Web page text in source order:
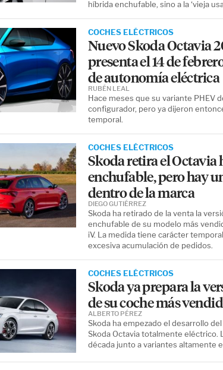
híbrida enchufable, sino a la ‘vieja
COCHES ELÉCTRICOS
Nuevo Skoda Octavia
presenta el 14 de
de autonomía eléctrica
Hace meses que su variante PHEV
configurador, pero ya dijeron
temporal.
RUBÉN LEAL
COCHES ELÉCTRICOS
Skoda retira el
enchufable, pero hay
dentro de la marca
Skoda ha retirado de la venta la
enchufable de su modelo más
iV. La medida tiene carácter
excesiva acumulación de pedidos.
DIEGO GUTIÉRREZ
COCHES ELÉCTRICOS
Skoda ya prepara la
de su coche más
Skoda ha empezado el desarrollo
Skoda Octavia totalmente eléctrico.
década junto a variantes altamente
ALBERTO PÉREZ